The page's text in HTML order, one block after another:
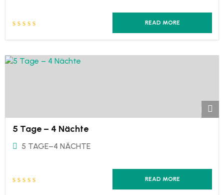
READ MORE
5 Tage – 4 Nächte
5 TAGE–4 NÄCHTE
READ MORE